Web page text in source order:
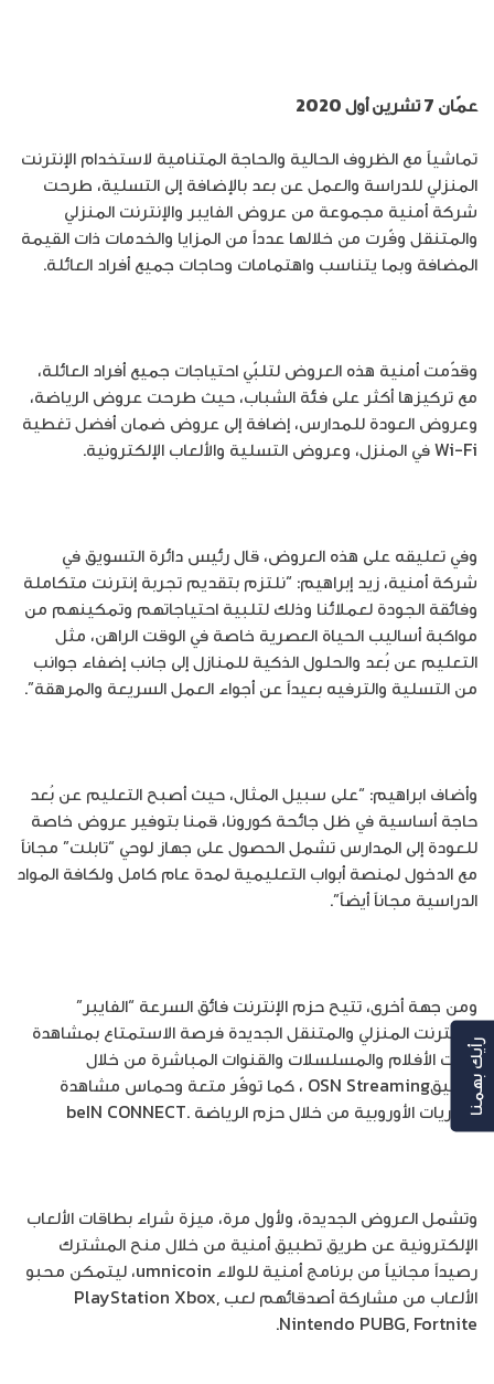
عمّان 7 تشرين أول 2020
تماشياً مع الظروف الحالية والحاجة المتنامية لاستخدام الإنترنت
المنزلي للدراسة والعمل عن بعد بالإضافة إلى التسلية، طرحت
شركة أمنية مجموعة من عروض الفايبر والإنترنت المنزلي
والمتنقل وفّرت من خلالها عدداً من المزايا والخدمات ذات القيمة
المضافة وبما يتناسب واهتمامات وحاجات جميع أفراد العائلة.
وقدّمت أمنية هذه العروض لتلبّي احتياجات جميع أفراد العائلة،
مع تركيزها أكثر على فئة الشباب، حيث طرحت عروض الرياضة،
وعروض العودة للمدارس، إضافة إلى عروض ضمان أفضل تغطية
Wi-Fi في المنزل، وعروض التسلية والألعاب الإلكترونية.
وفي تعليقه على هذه العروض، قال رئيس دائرة التسويق في
شركة أمنية، زيد إبراهيم: “نلتزم بتقديم تجربة إنترنت متكاملة
وفائقة الجودة لعملائنا وذلك لتلبية احتياجاتهم وتمكينهم من
مواكبة أساليب الحياة العصرية خاصة في الوقت الراهن، مثل
التعليم عن بُعد والحلول الذكية للمنازل إلى جانب إضفاء جوانب
من التسلية والترفيه بعيداً عن أجواء العمل السريعة والمرهقة”.
وأضاف ابراهيم: “على سبيل المثال، حيث أصبح التعليم عن بُعد
حاجة أساسية في ظل جائحة كورونا، قمنا بتوفير عروض خاصة
للعودة إلى المدارس تشمل الحصول على جهاز لوحي “تابلت” مجاناً
مع الدخول لمنصة أبواب التعليمية لمدة عام كامل ولكافة المواد
الدراسية مجاناً أيضاً”.
ومن جهة أخرى، تتيح حزم الإنترنت فائق السرعة “الفايبر”
والإنترنت المنزلي والمتنقل الجديدة فرصة الاستمتاع بمشاهدة
مئات الأفلام والمسلسلات والقنوات المباشرة من خلال
تطبيقOSN Streaming ، كما توفّر متعة وحماس مشاهدة
الدوريات الأوروبية من خلال حزم الرياضة .beIN CONNECT
وتشمل العروض الجديدة، ولأول مرة، ميزة شراء بطاقات الألعاب
الإلكترونية عن طريق تطبيق أمنية من خلال منح المشترك
رصيداً مجانياً من برنامج أمنية للولاء umnicoin، ليتمكن محبو
الألعاب من مشاركة أصدقائهم لعب PlayStation Xbox,
Nintendo PUBG, Fortnite.
رأيك بهمنا